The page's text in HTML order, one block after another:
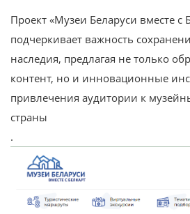
Проект «Музеи Беларуси вместе с
подчеркивает важность
наследия, предлагая не только
контент, но и инновационные
привлечения аудитории к
страны​
.